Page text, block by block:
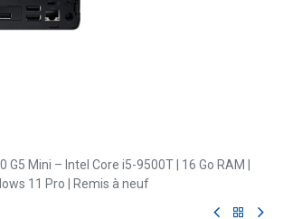
G5 Mini – Intel Core i5-9500T | 16 Go RAM |
11 Pro | Remis à neuf